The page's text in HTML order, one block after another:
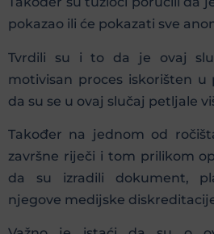
pokazao ili će pokazati sve
Tvrdili su i to da je ovaj
motivisan proces iskorišten u
da su se u ovaj slučaj petljale
Također na jednom od
završne riječi i tom prilikom
da su izradili dokument,
njegove medijske